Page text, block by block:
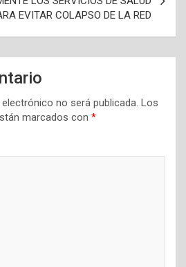
EVITAR COLAPSO DE LA RED
no será publicada. Los
marcados con *